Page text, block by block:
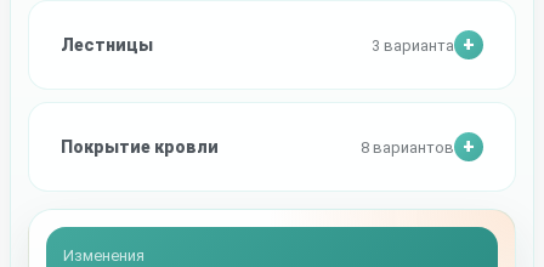
Лестницы 3 варианта
Покрытие кровли 8 вариантов
Изменения